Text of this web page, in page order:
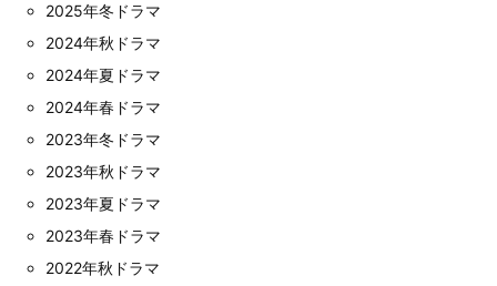
2025年冬ドラマ
2024年秋ドラマ
2024年夏ドラマ
2024年春ドラマ
2023年冬ドラマ
2023年秋ドラマ
2023年夏ドラマ
2023年春ドラマ
2022年秋ドラマ